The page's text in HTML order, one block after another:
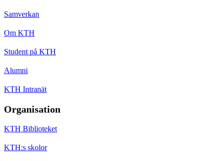
Samverkan
Om KTH
Student på KTH
Alumni
KTH Intranät
Organisation
KTH Biblioteket
KTH:s skolor